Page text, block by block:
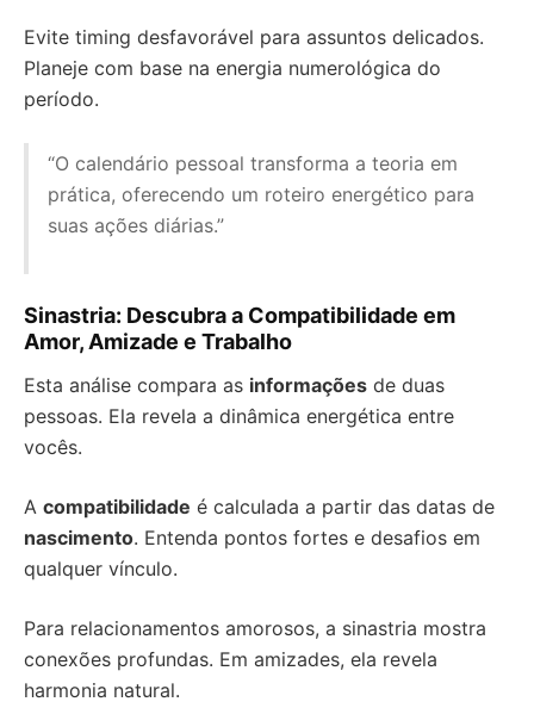
Evite timing desfavorável para assuntos delicados.
Planeje com base na energia numerológica do
período.
“O calendário pessoal transforma a teoria em
prática, oferecendo um roteiro energético para
suas ações diárias.”
Sinastria: Descubra a Compatibilidade em
Amor, Amizade e Trabalho
Esta análise compara as informações de duas
pessoas. Ela revela a dinâmica energética entre
vocês.
A compatibilidade é calculada a partir das datas de
nascimento. Entenda pontos fortes e desafios em
qualquer vínculo.
Para relacionamentos amorosos, a sinastria mostra
conexões profundas. Em amizades, ela revela
harmonia natural.